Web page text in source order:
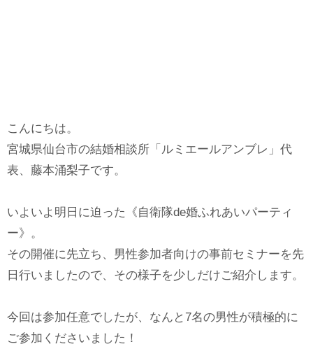
こんにちは。
宮城県仙台市の結婚相談所「ルミエールアンブレ」代
表、藤本涌梨子です。
いよいよ明日に迫った《自衛隊de婚ふれあいパーティ
ー》。
その開催に先立ち、男性参加者向けの事前セミナーを先
日行いましたので、その様子を少しだけご紹介します。
今回は参加任意でしたが、なんと7名の男性が積極的に
ご参加くださいました！